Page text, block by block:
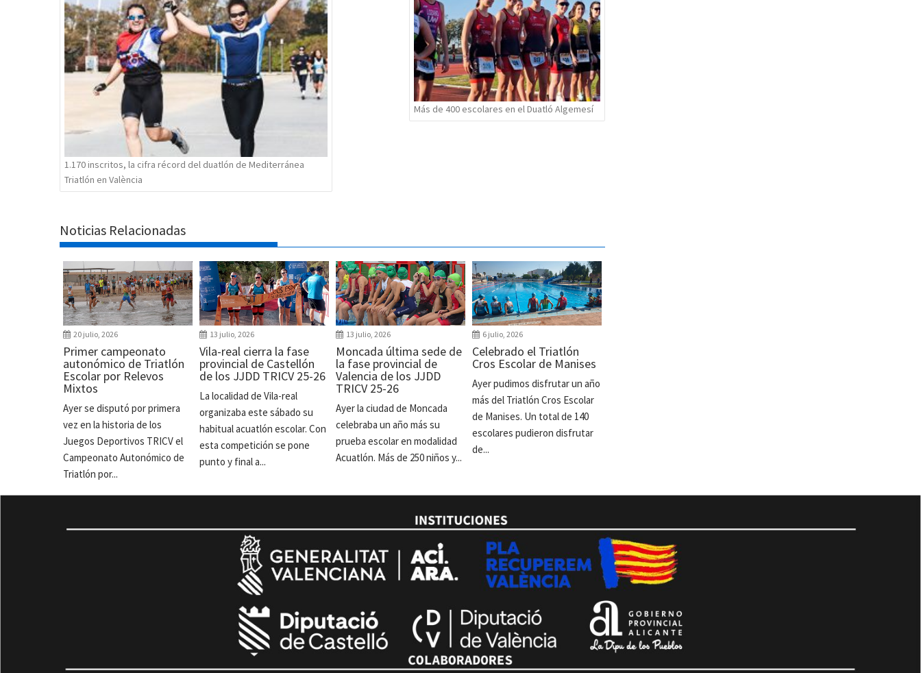
1.170 inscritos, la cifra récord del duatlón de Mediterránea
Triatlón en València
Más de 400 escolares en el Duatló Algemesí
Noticias Relacionadas
20 julio, 2026
Primer campeonato
autonómico de Triatlón
Escolar por Relevos
Mixtos
Ayer se disputó por primera
vez en la historia de los
Juegos Deportivos TRICV el
Campeonato Autonómico de
Triatlón por...
13 julio, 2026
Vila-real cierra la fase
provincial de Castellón
de los JJDD TRICV 25-26
La localidad de Vila-real
organizaba este sábado su
habitual acuatlón escolar. Con
esta competición se pone
punto y final a...
13 julio, 2026
Moncada última sede de
la fase provincial de
Valencia de los JJDD
TRICV 25-26
Ayer la ciudad de Moncada
celebraba un año más su
prueba escolar en modalidad
Acuatlón. Más de 250 niños y...
6 julio, 2026
Celebrado el Triatlón
Cros Escolar de Manises
Ayer pudimos disfrutar un año
más del Triatlón Cros Escolar
de Manises. Un total de 140
escolares pudieron disfrutar
de...